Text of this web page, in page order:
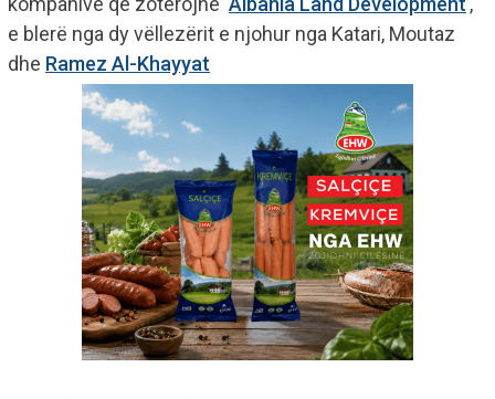
e blerë nga dy vëllezërit e njohur nga Katari, Moutaz
dhe Ramez Al-Khayyat